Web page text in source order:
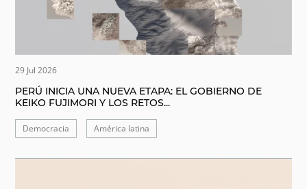
29 Jul 2026
PERÚ INICIA UNA NUEVA ETAPA: EL GOBIERNO DE
KEIKO FUJIMORI Y LOS RETOS...
Democracia América latina